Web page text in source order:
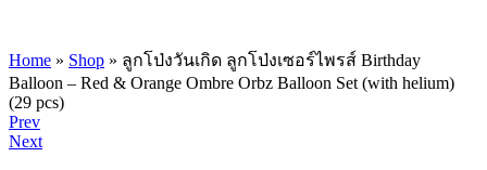
Home » Shop » ลูกโป่งวันเกิด ลูกโป่งเซอร์ไพรส์ Birthday
Balloon – Red & Orange Ombre Orbz Balloon Set (with helium)
(29 pcs)
Product
navigation
Prev
Next